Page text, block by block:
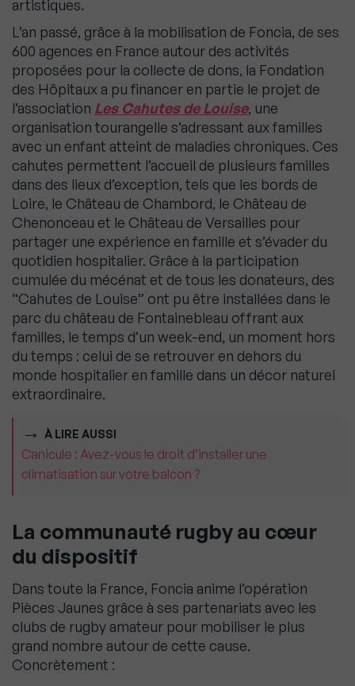
artistiques.
L’an passé, grâce à la mobilisation de Foncia, de ses
600 agences en France autour des activités
proposées pour la collecte de dons, la Fondation
des Hôpitaux a pu financer en partie le projet de
l’association Les Cahutes de Louise, une
organisation tourangelle s’adressant aux familles
avec un enfant atteint de maladies chroniques. Ces
cahutes permettent l’accueil de plusieurs familles
dans des lieux d’exception, tels que les bords de
Loire, le Château de Chambord, le Château de
Chenonceau et le Château de Versailles pour
partager une expérience en famille et s’évader du
quotidien hospitalier. Grâce à la participation
cumulée du mécénat et de tous les donateurs, des
“Cahutes de Louise” ont pu être installées dans le
parc du château de Fontainebleau offrant aux
familles, le temps d’un week-end, un moment hors
du temps : celui de se retrouver en dehors du
monde hospitalier en famille dans un décor naturel
extraordinaire.
À LIRE AUSSI
Canicule : Avez-vous le droit d’installer une
climatisation sur votre balcon ?
La communauté rugby au cœur
du dispositif
Dans toute la France, Foncia anime l’opération
Pièces Jaunes grâce à ses partenariats avec les
clubs de rugby amateur pour mobiliser le plus
grand nombre autour de cette cause.
Concrètement :